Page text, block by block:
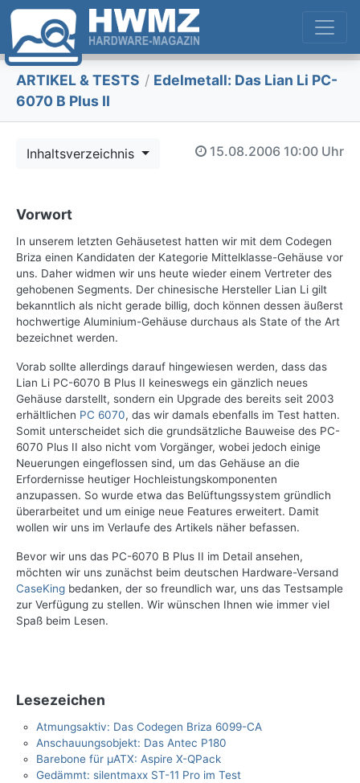
ARTIKEL & TESTS / Edelmetall: Das Lian Li PC-
6070 B Plus II
Inhaltsverzeichnis 15.08.2006 10:00 Uhr
Vorwort
In unserem letzten Gehäusetest hatten wir mit dem Codegen
Briza einen Kandidaten der Kategorie Mittelklasse-Gehäuse vor
uns. Daher widmen wir uns heute wieder einem Vertreter des
gehobenen Segments. Der chinesische Hersteller Lian Li gilt
bekanntlich als nicht gerade billig, doch können dessen äußerst
hochwertige Aluminium-Gehäuse durchaus als State of the Art
bezeichnet werden.
Vorab sollte allerdings darauf hingewiesen werden, dass das
Lian Li PC-6070 B Plus II keineswegs ein gänzlich neues
Gehäuse darstellt, sondern ein Upgrade des bereits seit 2003
erhältlichen PC 6070, das wir damals ebenfalls im Test hatten.
Somit unterscheidet sich die grundsätzliche Bauweise des PC-
6070 Plus II also nicht vom Vorgänger, wobei jedoch einige
Neuerungen eingeflossen sind, um das Gehäuse an die
Erfordernisse heutiger Hochleistungskomponenten
anzupassen. So wurde etwa das Belüftungssystem gründlich
überarbeitet und um einige neue Features erweitert. Damit
wollen wir uns im Verlaufe des Artikels näher befassen.
Bevor wir uns das PC-6070 B Plus II im Detail ansehen,
möchten wir uns zunächst beim deutschen Hardware-Versand
CaseKing bedanken, der so freundlich war, uns das Testsample
zur Verfügung zu stellen. Wir wünschen Ihnen wie immer viel
Spaß beim Lesen.
Lesezeichen
Atmungsaktiv: Das Codegen Briza 6099-CA
Anschauungsobjekt: Das Antec P180
Barebone für µATX: Aspire X-QPack
Gedämmt: silentmaxx ST-11 Pro im Test